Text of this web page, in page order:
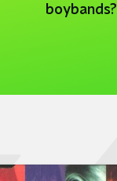
boybands?